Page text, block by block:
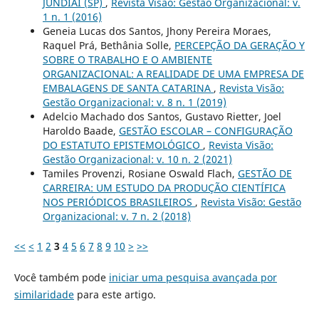
JUNDIAÍ (SP) , Revista Visão: Gestão Organizacional: v.
1 n. 1 (2016)
Geneia Lucas dos Santos, Jhony Pereira Moraes,
Raquel Prá, Bethânia Solle, PERCEPÇÃO DA GERAÇÃO Y
SOBRE O TRABALHO E O AMBIENTE
ORGANIZACIONAL: A REALIDADE DE UMA EMPRESA DE
EMBALAGENS DE SANTA CATARINA , Revista Visão:
Gestão Organizacional: v. 8 n. 1 (2019)
Adelcio Machado dos Santos, Gustavo Rietter, Joel
Haroldo Baade, GESTÃO ESCOLAR – CONFIGURAÇÃO
DO ESTATUTO EPISTEMOLÓGICO , Revista Visão:
Gestão Organizacional: v. 10 n. 2 (2021)
Tamiles Provenzi, Rosiane Oswald Flach, GESTÃO DE
CARREIRA: UM ESTUDO DA PRODUÇÃO CIENTÍFICA
NOS PERIÓDICOS BRASILEIROS , Revista Visão: Gestão
Organizacional: v. 7 n. 2 (2018)
<< < 1 2 3 4 5 6 7 8 9 10 > >>
Você também pode iniciar uma pesquisa avançada por
similaridadepara este artigo.